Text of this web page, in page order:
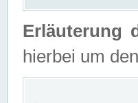
Erläuterung
hierbei um